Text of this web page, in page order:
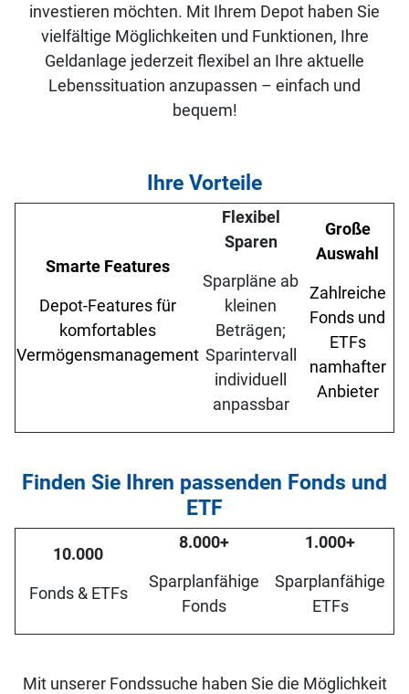
investieren möchten. Mit Ihrem Depot haben Sie
vielfältige Möglichkeiten und Funktionen, Ihre
Geldanlage jederzeit flexibel an Ihre aktuelle
Lebenssituation anzupassen – einfach und
bequem!
Ihre Vorteile
Smarte Features
Depot-Features für
komfortables
Vermögensmanagement
Flexibel
Sparen
Sparpläne ab
kleinen
Beträgen;
Sparintervall
individuell
anpassbar
Große
Auswahl
Zahlreiche
Fonds und
ETFs
namhafter
Anbieter
Finden Sie Ihren passenden Fonds und
ETF
10.000
Fonds & ETFs
8.000+
Sparplanfähige
Fonds
1.000+
Sparplanfähige
ETFs
Mit unserer Fondssuche haben Sie die Möglichkeit